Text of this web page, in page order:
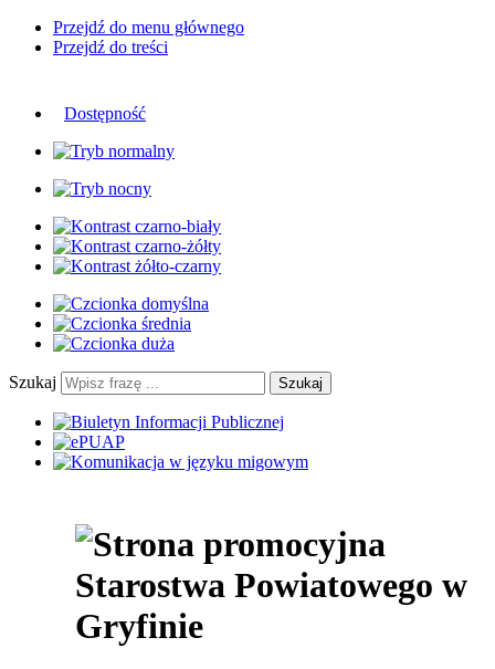
Przejdź do menu głównego
Przejdź do treści
Dostępność
Szukaj Szukaj